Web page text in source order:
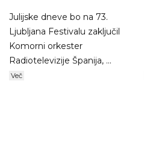
Julijske dneve bo na 73.
Ljubljana Festivalu zaključil
Komorni orkester
Radiotelevizije Španija, ...
Več